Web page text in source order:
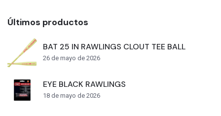
Últimos productos
BAT 25 IN RAWLINGS CLOUT TEE BALL
26 de mayo de 2026
EYE BLACK RAWLINGS
18 de mayo de 2026